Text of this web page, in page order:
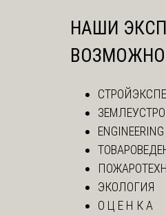
НАШИ
ENGINEERING
ЭКОЛОГИЯ
О Ц Е Н К А